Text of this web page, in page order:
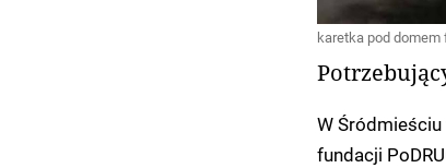
karetka pod
W
fundacji